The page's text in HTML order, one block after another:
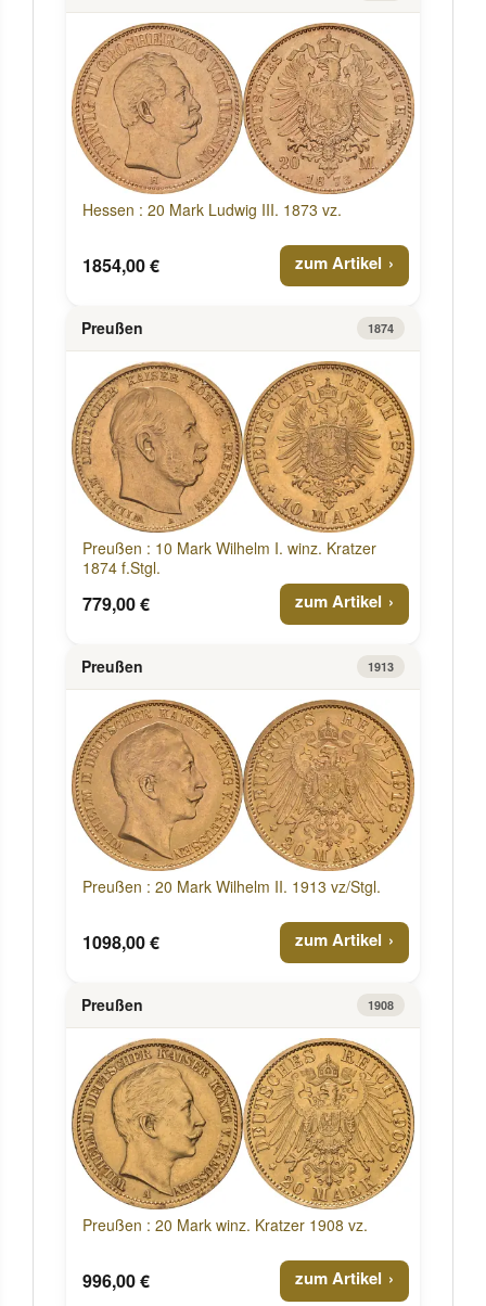
Hessen : 20 Mark Ludwig III. 1873 vz.
1854,00 € zum Artikel
Preußen 1874
Preußen : 10 Mark Wilhelm I. winz. Kratzer
1874 f.Stgl.
779,00 € zum Artikel
Preußen 1913
Preußen : 20 Mark Wilhelm II. 1913 vz/Stgl.
1098,00 € zum Artikel
Preußen 1908
Preußen : 20 Mark winz. Kratzer 1908 vz.
996,00 € zum Artikel